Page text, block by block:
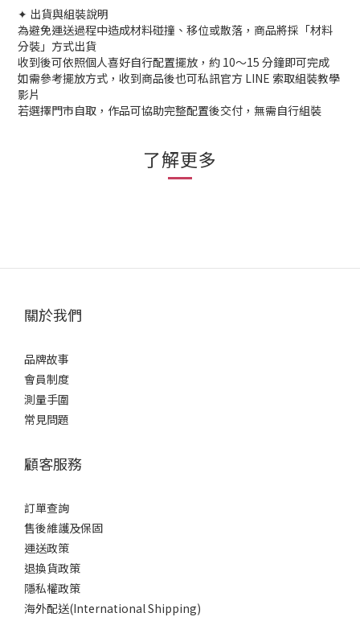
✦ 出貨與組裝說明
為避免運送過程中造成材料碰撞、移位或散落，商品將採「材料
分裝」方式出貨
收到後可依照個人喜好自行配置擺放，約 10～15 分鐘即可完成
如需參考擺放方式，收到商品後也可私訊官方 LINE 索取組裝教學
影片
若選擇門市自取，作品可協助完整配置後交付，無需自行組裝
了解更多
關於我們
品牌故事
會員制度
測量手圍
常見問題
顧客服務
訂單查詢
售後維護及保固
運送政策
退換貨政策
隱私權政策
海外配送(International Shipping)